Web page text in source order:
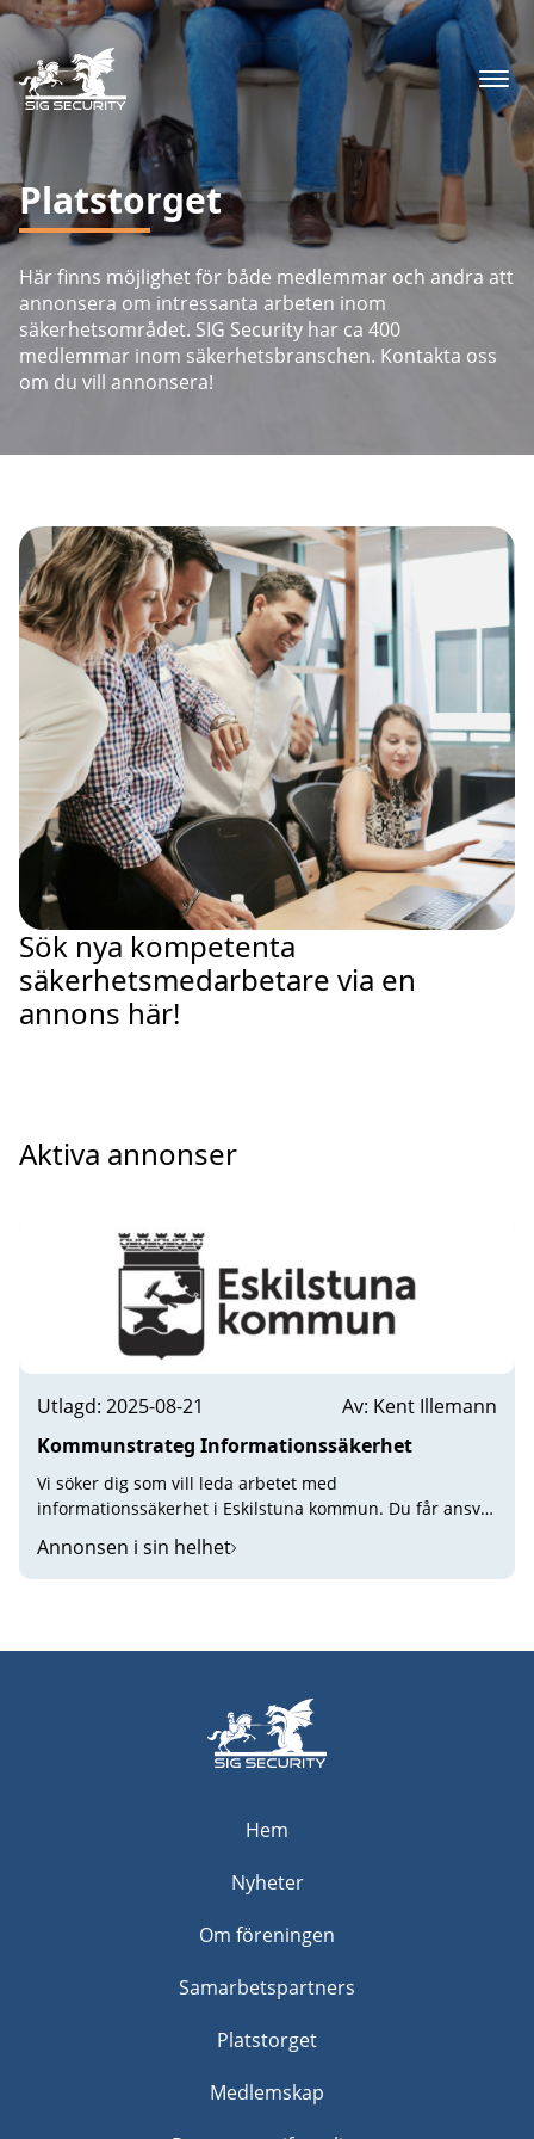
Platstorget
Här finns möjlighet för både medlemmar och andra att
annonsera om intressanta arbeten inom
säkerhetsområdet. SIG Security har ca 400
medlemmar inom säkerhetsbranschen. Kontakta oss
om du vill annonsera!
Sök nya kompetenta
säkerhetsmedarbetare via en
annons här!
Aktiva annonser
Utlagd: 2025-08-21
Av: Kent Illemann
Kommunstrateg Informationssäkerhet
Vi söker dig som vill leda arbetet med
informationssäkerhet i Eskilstuna kommun. Du får ansvar
kommunens arbete med informationssäkerhet, inklusive
IT-säkerhet, cybersäkerhet samt dataskydd. Du blir
annat digitaliseringschef, kommunstrateger inom
digitaliseringsledare. Avdelningen leds av
kommunikations- och digitaliseringsdirektören. Vi sitter i
stadshuset i Eskilstuna, nära både tåg och buss. Läs mer
Annonsen i sin helhet
Hem
Nyheter
Om föreningen
Samarbetspartners
Platstorget
Medlemskap